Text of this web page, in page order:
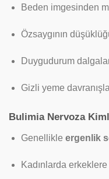
Beden imgesinden
Özsaygının
Duygudurum
Gizli yeme
Bulimia Nervoza
Genellikle ergenlik
Kadınlarda